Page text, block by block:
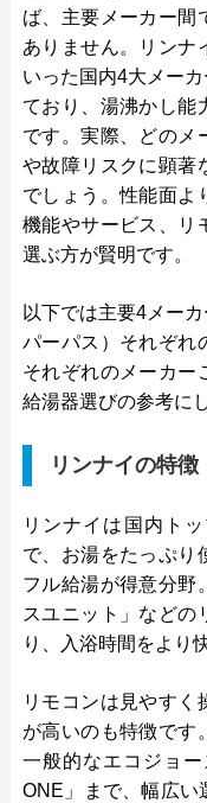
ば、主要メーカー間
ありません。リンナ
いった国内4大メー
ており、湯沸かし能
です。実際、どのメ
や故障リスクに顕著
でしょう。性能面よ
機能やサービス、リ
選ぶ方が賢明です。
以下では主要4メー
パーパス）それぞれ
それぞれのメーカー
給湯器選びの参考に
リンナイの特徴
リンナイは国内ト
で、お湯をたっぷり
フル給湯が得意分野
スユニット」などの
り、入浴時間をより
リモコンは見やすく
が高いのも特徴です
一般的なエコジョ
ONE」まで、幅広い